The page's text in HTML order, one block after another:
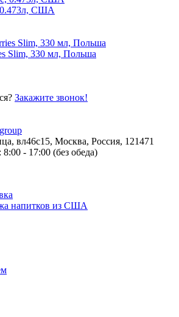
0.473л, США
Slim, 330 мл, Польша
Закажите звонок!
вл46с15, Москва, Россия, 121471
8:00 - 17:00 (без обеда)
напитков из США